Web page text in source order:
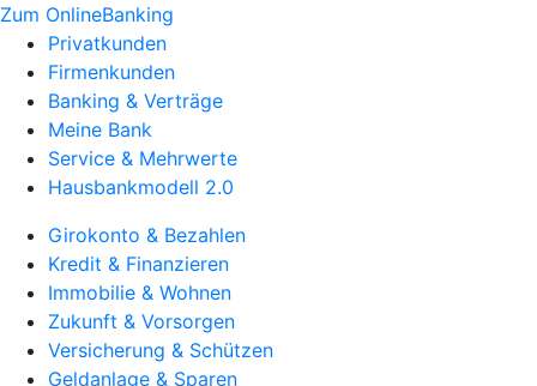
Zum OnlineBanking
Privatkunden
Firmenkunden
Banking & Verträge
Meine Bank
Service & Mehrwerte
Hausbankmodell 2.0
Girokonto & Bezahlen
Kredit & Finanzieren
Immobilie & Wohnen
Zukunft & Vorsorgen
Versicherung & Schützen
Geldanlage & Sparen